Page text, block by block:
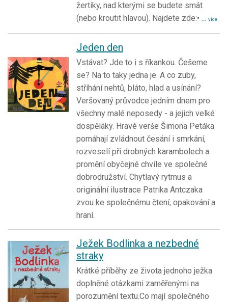
žertíky, nad kterými se budete smát
(nebo kroutit hlavou). Najdete zde:• ... více
Jeden den
Vstávat? Jde to i s říkankou. Češeme
se? Na to taky jedna je. A co zuby,
stříhání nehtů, bláto, hlad a usínání?
Veršovaný průvodce jedním dnem pro
všechny malé neposedy - a jejich velké
dospěláky. Hravé verše Šimona Petáka
pomáhají zvládnout česání i smrkání,
rozveselí při drobných karambolech a
promění obyčejné chvíle ve společné
dobrodružství. Chytlavý rytmus a
originální ilustrace Patrika Antczaka
zvou ke společnému čtení, opakování a
hraní.
Ježek Bodlinka a nezbedné
straky
Krátké příběhy ze života jednoho ježka
doplněné otázkami zaměřenými na
porozumění textu.Co mají společného